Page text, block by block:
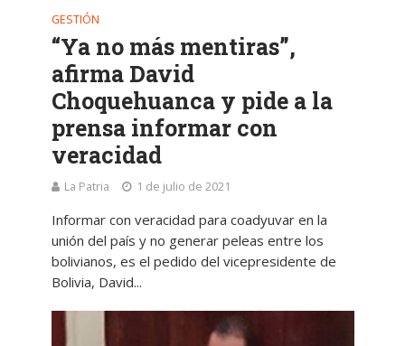
GESTIÓN
“Ya no más mentiras”,
afirma David
Choquehuanca y pide a la
prensa informar con
veracidad
La Patria 1 de julio de 2021
Informar con veracidad para coadyuvar en la
unión del país y no generar peleas entre los
bolivianos, es el pedido del vicepresidente de
Bolivia, David...